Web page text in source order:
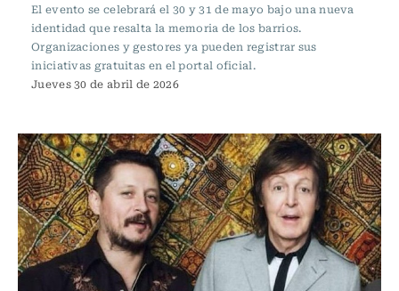
El evento se celebrará el 30 y 31 de mayo bajo una nueva
identidad que resalta la memoria de los barrios.
Organizaciones y gestores ya pueden registrar sus
iniciativas gratuitas en el portal oficial.
Jueves 30 de abril de 2026